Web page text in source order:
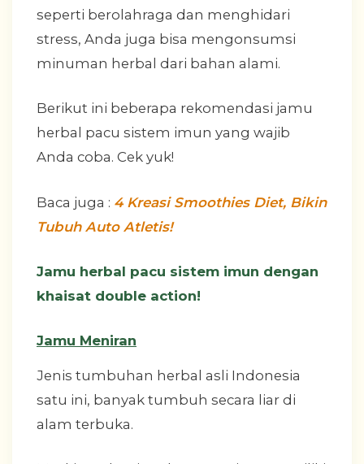
seperti berolahraga dan menghidari
stress, Anda juga bisa mengonsumsi
minuman herbal dari bahan alami.
Berikut ini beberapa rekomendasi jamu
herbal pacu sistem imun yang wajib
Anda coba. Cek yuk!
Baca juga : 4 Kreasi Smoothies Diet, Bikin
Tubuh Auto Atletis!
Jamu herbal pacu sistem imun dengan
khaisat double action!
Jamu Meniran
Jenis tumbuhan herbal asli Indonesia
satu ini, banyak tumbuh secara liar di
alam terbuka.